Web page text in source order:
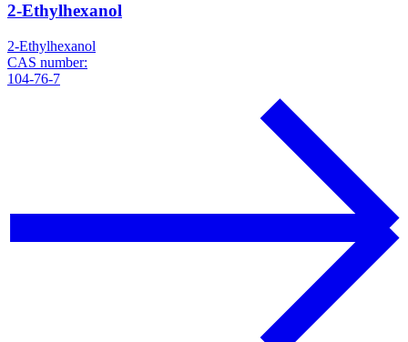
2-Ethylhexanol
2-Ethylhexanol
CAS number:
104-76-7